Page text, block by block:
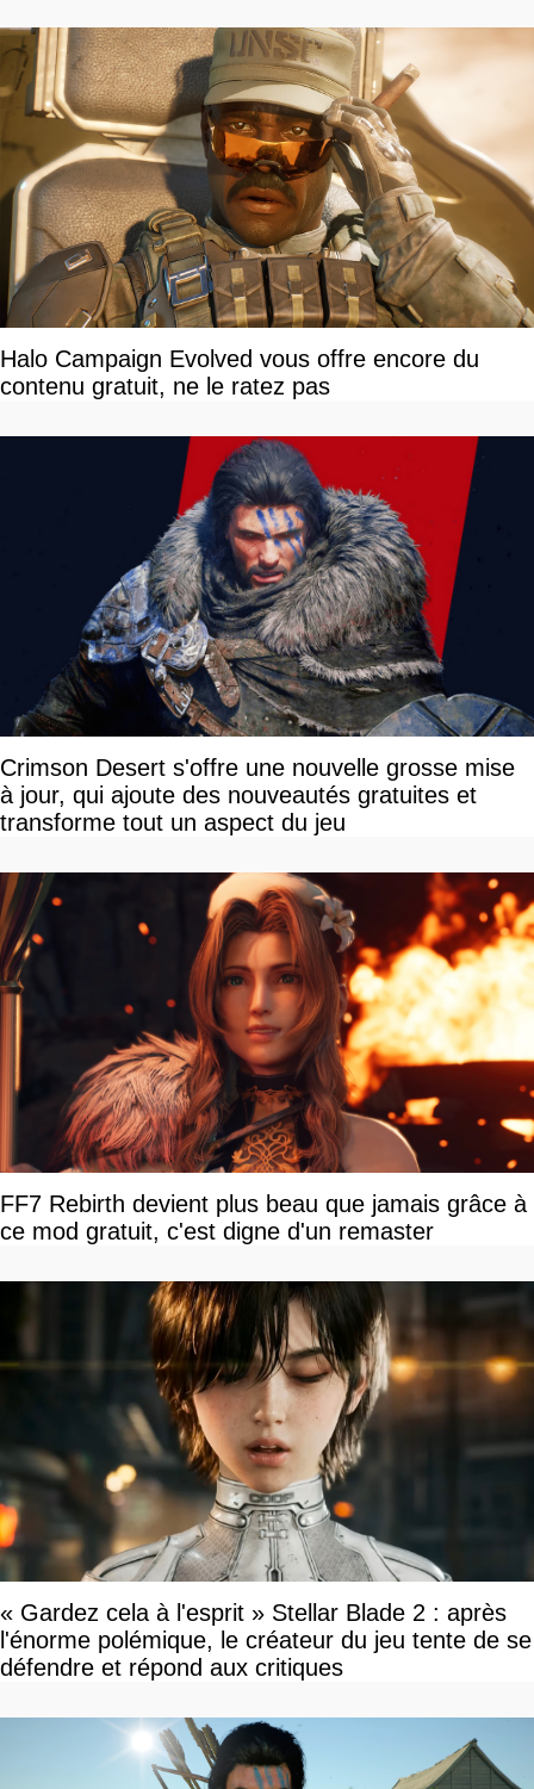
Halo Campaign Evolved vous offre encore du
contenu gratuit, ne le ratez pas
Crimson Desert s'offre une nouvelle grosse mise
à jour, qui ajoute des nouveautés gratuites et
transforme tout un aspect du jeu
FF7 Rebirth devient plus beau que jamais grâce à
ce mod gratuit, c'est digne d'un remaster
« Gardez cela à l'esprit » Stellar Blade 2 : après
l'énorme polémique, le créateur du jeu tente de se
défendre et répond aux critiques